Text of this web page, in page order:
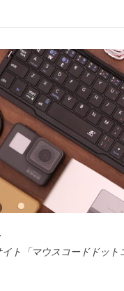
ト「マウスコードドッ